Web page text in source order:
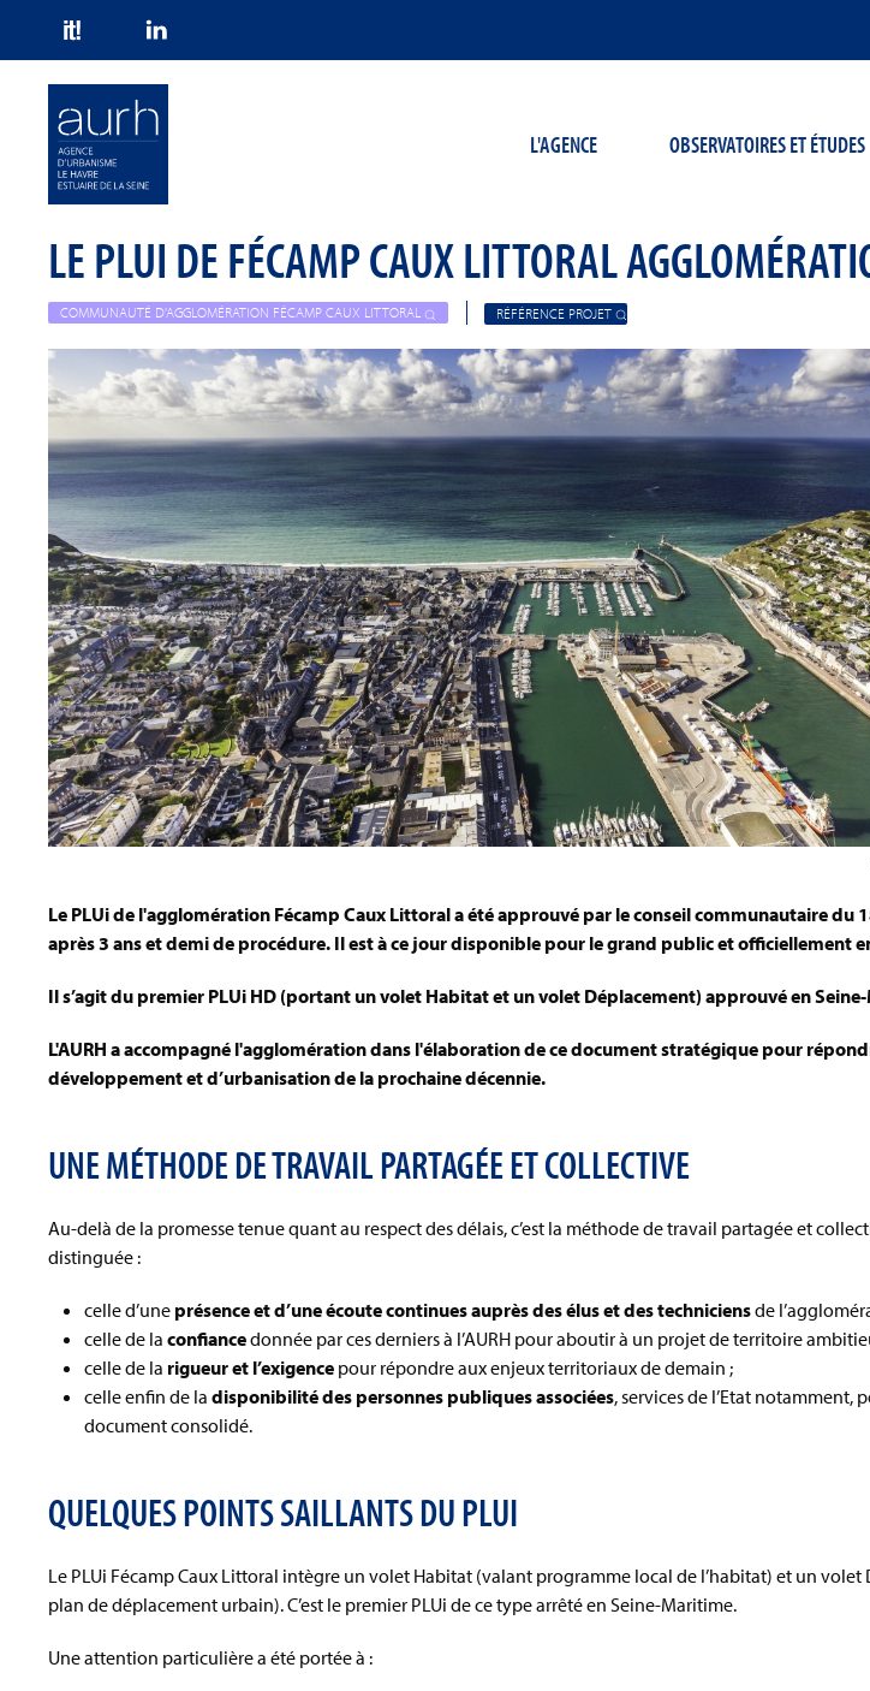
L'AGENCE OBSERVATOIRES ET ÉTUDES
LE PLUI DE FÉCAMP CAUX LITTORAL
COMMUNAUTÉ D'AGGLOMÉRATION FÉCAMP CAUX LITTORAL RÉFÉRENCE PROJET
Le PLUi de l'agglomération Fécamp Caux Littoral a été approuvé par le conseil communautaire du
après 3 ans et demi de procédure. Il est à ce jour disponible pour le grand public et officiellement
Il s’agit du premier PLUi HD (portant un volet Habitat et un volet Déplacement) approuvé en
L'AURH a accompagné l'agglomération dans l'élaboration de ce document stratégique pour
développement et d’urbanisation de la prochaine décennie.
UNE MÉTHODE DE TRAVAIL PARTAGÉE ET COLLECTIVE
Au-delà de la promesse tenue quant au respect des délais, c’est la méthode de travail partagée et
distinguée :
celle d’une présence et d’une écoute continues auprès des élus et des techniciensde
celle de la confiancedonnée par ces derniers à l’AURH pour aboutir à un projet de territoire
celle de la rigueur et l’exigence pour répondre aux enjeux territoriaux de demain ;
celle enfin de la disponibilité des personnes publiques associées, services de l’Etat notamment,
document consolidé.
QUELQUES POINTS SAILLANTS DU PLUI
Le PLUi Fécamp Caux Littoral intègre un volet Habitat (valant programme local de l’habitat) et un
plan de déplacement urbain). C’est le premier PLUi de ce type arrêté en Seine-Maritime.
Une attention particulière a été portée à :